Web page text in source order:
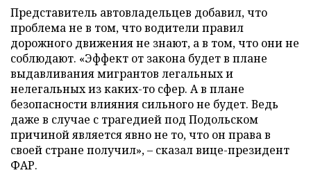
Представитель автовладельцев добавил, что
проблема не в том, что водители правил
дорожного движения не знают, а в том, что они не
соблюдают. «Эффект от закона будет в плане
выдавливания мигрантов легальных и
нелегальных из каких-то сфер. А в плане
безопасности влияния сильного не будет. Ведь
даже в случае с трагедией под Подольском
причиной является явно не то, что он права в
своей стране получил», – сказал вице-президент
ФАР.